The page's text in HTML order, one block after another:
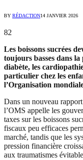
BY RÉDACTION14 JANVIER 2026
82
Les boissons sucrées
toujours basses dans
diabète, les
particulier chez les
l’Organisation
Dans un nouveau
l’OMS appelle les
taxes sur les boissons
fiscaux peu efficaces
marché, tandis que les
pression financière
aux traumatismes